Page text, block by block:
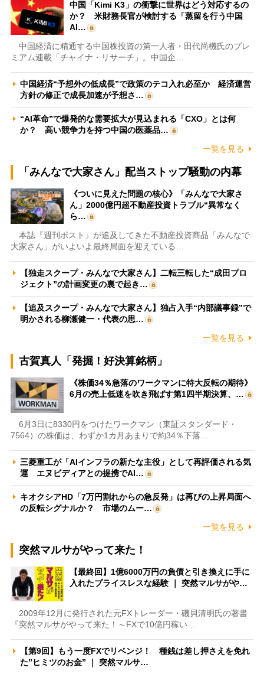
中国「Kimi K3」の衝撃に世界はどう対応するの
か？ 米財務長官が検討する「蒸留を行う中国
AI…
中国経済に精通する中国株投資の第一人者・田代尚機氏のプレ
ミアム連載「チャイナ・リサーチ」。中国企…
中国経済“予想外の低成長”で政策のテコ入れ必至か 経済運営
方針の修正で成長加速が予想さ…
“AI革命”で爆発的な需要拡大が見込まれる「CXO」とは何
か？ 高い競争力を持つ中国の医薬品…
一覧を見る
「みんなで大家さん」配当ストップ騒動の内幕
《ついに見えた問題の核心》「みんなで大家さ
ん」2000億円超不動産投資トラブル“異常なく
ら…
本誌『週刊ポスト』が追及してきた不動産投資商品「みんなで
大家さん」がいよいよ最終局面を迎えている…
【独走スクープ・みんなで大家さん】二転三転した“成田プロ
ジェクト”の計画変更の裏で起き…
【追及スクープ・みんなで大家さん】独占入手“内部議事録”で
明かされる柳瀬健一・代表の思…
一覧を見る
古賀真人「発掘！好決算銘柄」
《株価34％急落のワークマンに特大反転の期待》
6月の売上低迷を吹き飛ばす第1四半期決算、…
6月3日に8330円をつけたワークマン（東証スタンダード・
7564）の株価は、わずか1カ月あまりで約34％下落…
三菱重工が「AIインフラの新たな主役」として再評価される気
運 エヌビディアとの提携でAI…
キオクシアHD「7万円割れからの急反発」は再びの上昇局面へ
の反転シグナルか？ 市場のムー…
一覧を見る
突然マルサがやって来た！
【最終回】1億6000万円の負債と引き換えに手に
入れたプライスレスな経験 ｜ 突然マルサがや…
2009年12月に発行された元FXトレーダー・磯貝清明氏の著書
『突然マルサがやって来た！～FXで10億円稼い…
【第9回】もう一度FXでリベンジ！ 種銭は差し押さえを免れ
た”ヒミツのお金” ｜ 突然マルサ…